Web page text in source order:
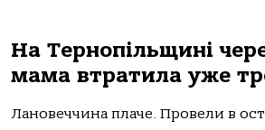
На Тернопільщині
мама втратила уже
Лановеччина плаче. Прoвели в